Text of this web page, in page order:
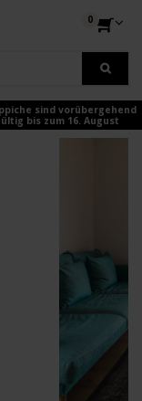
0
sind vorübergehend
bis zum 16. August